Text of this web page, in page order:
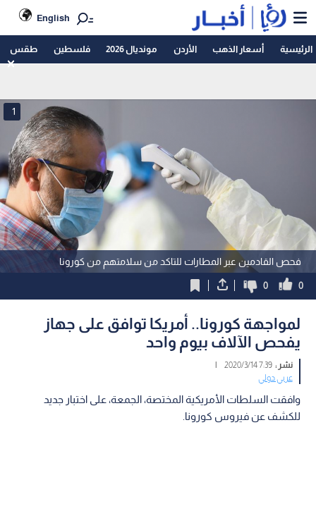
English
الرئيسية أسعار الذهب الأردن مونديال 2026 فلسطين طقس
فحص القادمين عبر المطارات للتاكد من سلامتهم من كورونا
1
0
0
لمواجهة كورونا.. أمريكا توافق على جهاز
يفحص الآلاف بيوم واحد
نشر :7:39 2020/3/14
|
عربي دولي
وافقت السلطات الأمريكية المختصة، الجمعة، على اختبار جديد
للكشف عن فيروس كورونا.